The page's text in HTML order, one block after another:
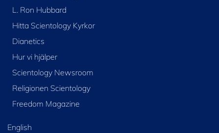
L. Ron Hubbard
Hitta Scientology Kyrkor
Dianetics
Hur vi hjälper
Scientology Newsroom
Religionen Scientology
Freedom Magazine
English